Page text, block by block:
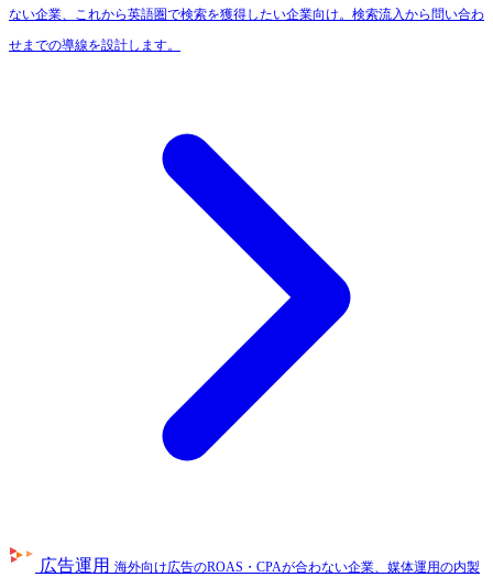
ない企業、これから英語圏で検索を獲得したい企業向け。検索流入から問い合わ
せまでの導線を設計します。
広告運用 海外向け広告のROAS・CPAが合わない企業、媒体運用の内製